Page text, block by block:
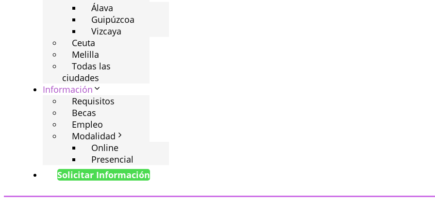
Álava
Guipúzcoa
Vizcaya
Ceuta
Melilla
Todas las
ciudades
Información
Requisitos
Becas
Empleo
Modalidad
Online
Presencial
Solicitar Información